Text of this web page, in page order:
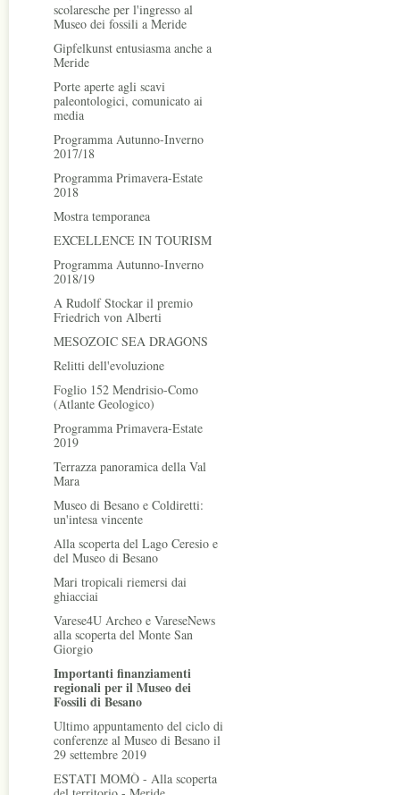
scolaresche per l'ingresso al
Museo dei fossili a Meride
Gipfelkunst entusiasma anche a
Meride
Porte aperte agli scavi
paleontologici, comunicato ai
media
Programma Autunno-Inverno
2017/18
Programma Primavera-Estate
2018
Mostra temporanea
EXCELLENCE IN TOURISM
Programma Autunno-Inverno
2018/19
A Rudolf Stockar il premio
Friedrich von Alberti
MESOZOIC SEA DRAGONS
Relitti dell'evoluzione
Foglio 152 Mendrisio-Como
(Atlante Geologico)
Programma Primavera-Estate
2019
Terrazza panoramica della Val
Mara
Museo di Besano e Coldiretti:
un'intesa vincente
Alla scoperta del Lago Ceresio e
del Museo di Besano
Mari tropicali riemersi dai
ghiacciai
Varese4U Archeo e VareseNews
alla scoperta del Monte San
Giorgio
Importanti finanziamenti
regionali per il Museo dei
Fossili di Besano
Ultimo appuntamento del ciclo di
conferenze al Museo di Besano il
29 settembre 2019
ESTATI MOMÒ - Alla scoperta